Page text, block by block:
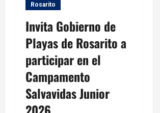
Rosarito
Invita Gobierno de
Playas de Rosarito a
participar en el
Campamento
Salvavidas Junior